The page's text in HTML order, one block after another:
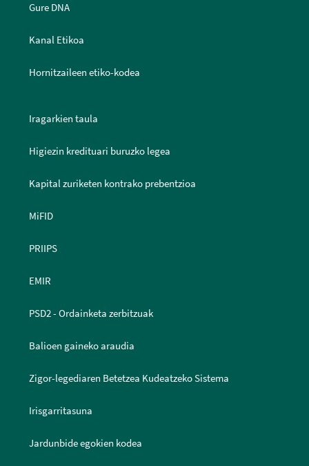
Gure DNA
Kanal Etikoa
Hornitzaileen etiko-kodea
Iragarkien taula
Higiezin kredituari buruzko legea
Kapital zuriketen kontrako prebentzioa
MiFID
PRIIPS
EMIR
PSD2 - Ordainketa zerbitzuak
Balioen gaineko araudia
Zigor-legediaren Betetzea Kudeatzeko Sistema
Irisgarritasuna
Jardunbide egokien kodea